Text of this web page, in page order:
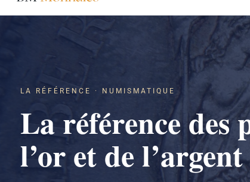
LA RÉFÉRENCE · NUMISMATIQUE
La référence des
l’or et de l’argent